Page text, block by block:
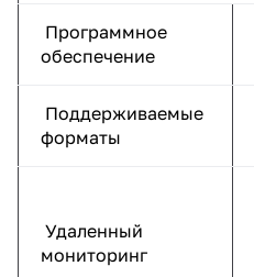
Программное
обеспечение
Поддерживаемые
форматы
Удаленный
мониторинг